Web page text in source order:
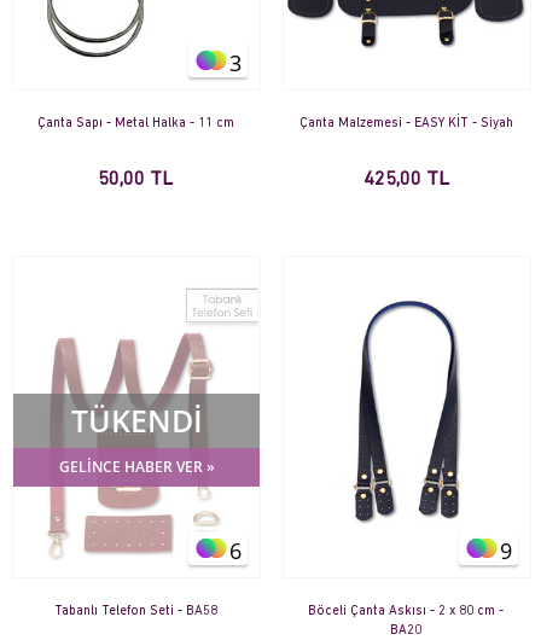
3
Çanta Sapı - Metal Halka - 11 cm
50,00 TL
Çanta Malzemesi - EASY KİT - Siyah
425,00 TL
6
TÜKENDİ
GELİNCE HABER VER »
Tabanlı Telefon Seti - BA58
9
Böceli Çanta Askısı - 2 x 80 cm -
BA20